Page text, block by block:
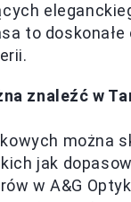
to doskonałe
znaleźć w
można
jak
w A&G